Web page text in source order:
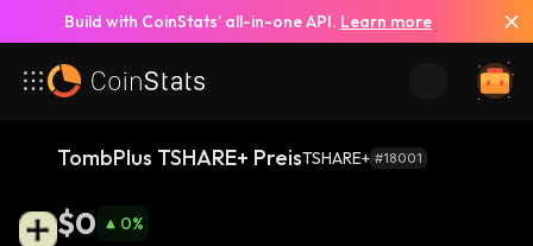
Build with CoinStats’ all-in-one API. Learn more
TombPlus TSHARE+ PreisTSHARE+ #18001
$0 0%